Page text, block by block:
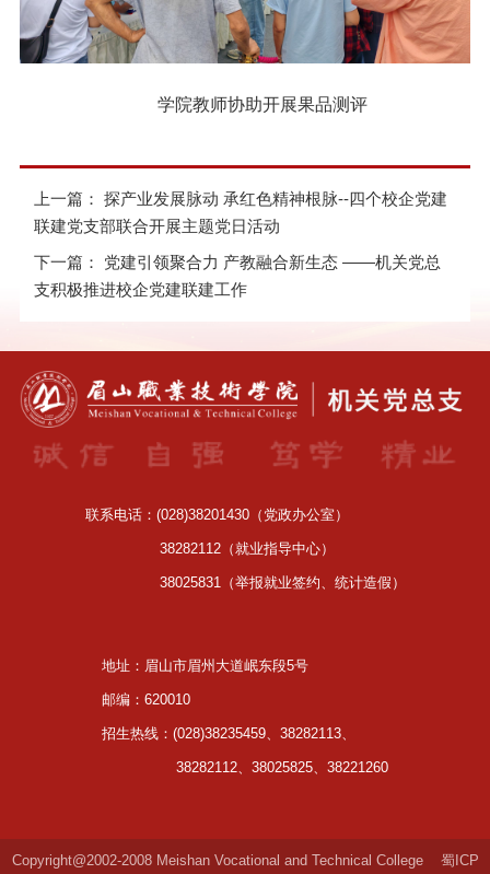
学院教师协助开展果品测评
上一篇：探产业发展脉动 承红色精神根脉--四个校企党建
联建党支部联合开展主题党日活动
下一篇： 党建引领聚合力 产教融合新生态 ——机关党总
支积极推进校企党建联建工作
联系电话：(028)38201430（党政办公室）
38282112（就业指导中心）
38025831（举报就业签约、统计造假）
地址：眉山市眉州大道岷东段5号
邮编：620010
招生热线：(028)38235459、38282113、
38282112、38025825、38221260
Copyright@2002-2008 Meishan Vocational and Technical College 蜀ICP